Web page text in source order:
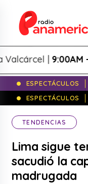
|9:00AM -
ESPECTÁCULOS
ESPECTÁCULOS
TENDENCIAS
Lima sigue
sacudió la
madrugada